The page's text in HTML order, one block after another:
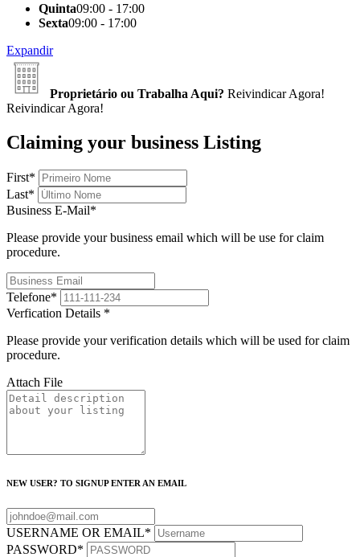
Quinta09:00 - 17:00
Sexta09:00 - 17:00
Expandir
Proprietário ou Trabalha Aqui? Reivindicar Agora!
Reivindicar Agora!
Claiming your business Listing
First*
Last*
Business E-Mail*
Please provide your business email which will be use for claim
procedure.
Telefone*
Verfication Details *
Please provide your verification details which will be used for claim
procedure.
Attach File
NEW USER? TO SIGNUP ENTER AN EMAIL
USERNAME OR EMAIL*
PASSWORD*